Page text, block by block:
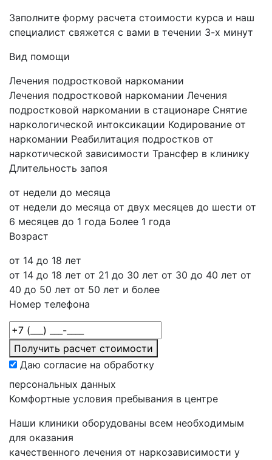
Заполните форму расчета стоимости курса и наш
специалист свяжется с вами в течении 3-х минут
Вид помощи
Лечения подростковой наркомании
Лечения подростковой наркомании Лечения
подростковой наркомании в стационаре Снятие
наркологической интоксикации Кодирование от
наркомании Реабилитация подростков от
наркотической зависимости Трансфер в клинику
Длительность запоя
от недели до месяца
от недели до месяца от двух месяцев до шести от
6 месяцев до 1 года Более 1 года
Возраст
от 14 до 18 лет
от 14 до 18 лет от 21 до 30 лет от 30 до 40 лет от
40 до 50 лет от 50 лет и более
Номер телефона
Получить расчет стоимости
Даю согласие на обработку
персональных данных
Комфортные условия пребывания в центре
Наши клиники оборудованы всем необходимым
для оказания
качественного лечения от наркозависимости у